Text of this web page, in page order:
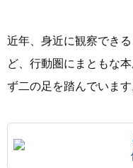
近年、身近に観察でき
ど、行動圏にまともな
ず二の足を踏んでいま